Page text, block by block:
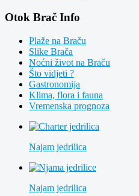
Otok Brač Info
Plaže na Braču
Slike Brača
Noćni život na Braču
Što vidjeti ?
Gastronomija
Klima, flora i fauna
Vremenska prognoza
Najam jedrilica
Najam jedrilica